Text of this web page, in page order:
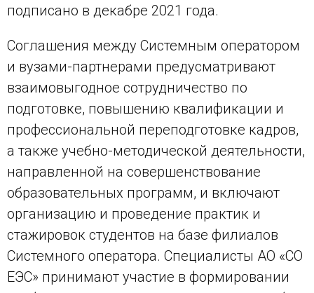
подписано в декабре 2021 года.
Соглашения между Системным оператором
и вузами-партнерами предусматривают
взаимовыгодное сотрудничество по
подготовке, повышению квалификации и
профессиональной переподготовке кадров,
а также учебно-методической деятельности,
направленной на совершенствование
образовательных программ, и включают
организацию и проведение практик и
стажировок студентов на базе филиалов
Системного оператора. Специалисты АО «СО
ЕЭС» принимают участие в формировании